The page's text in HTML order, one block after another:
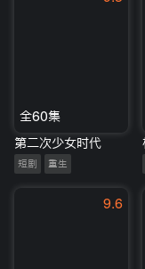
全60集
第二次少女时代
短剧 重生
9.6